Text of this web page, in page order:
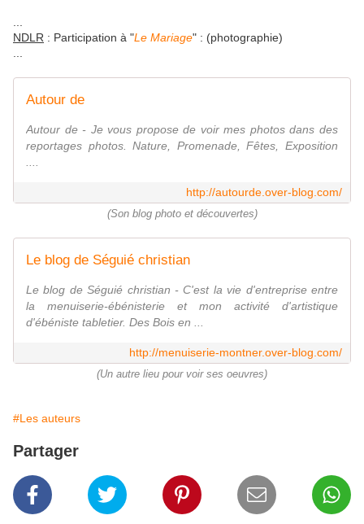
NDLR : Participation à "Le Mariage" : (photographie)
Autour de
Autour de - Je vous propose de voir mes photos dans des
reportages photos. Nature, Promenade, Fêtes, Exposition
http://autourde.over-blog.com/
(Son blog photo et découvertes)
Le blog de Séguié christian
Le blog de Séguié christian - C'est la vie d'entreprise entre
la menuiserie-ébénisterie et mon activité d'artistique
d'ébéniste tabletier. Des Bois en ...
http://menuiserie-montner.over-blog.com/
(Un autre lieu pour voir ses oeuvres)
#Les auteurs
Partager